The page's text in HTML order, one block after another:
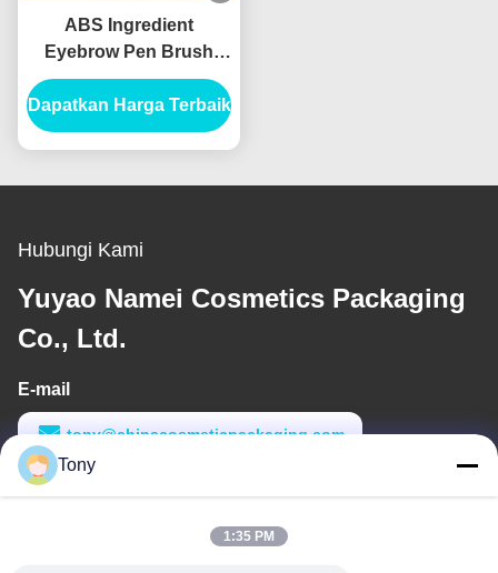
ABS Ingredient
Eyebrow Pen Brush
Applicator untuk Hasil
Profesional
Dapatkan Harga Terbaik
Hubungi Kami
Yuyao Namei Cosmetics Packaging
Co., Ltd.
E-mail
tony@chinacosmeticpackaging.com
Waktu Kerja
Tony
1:35 PM